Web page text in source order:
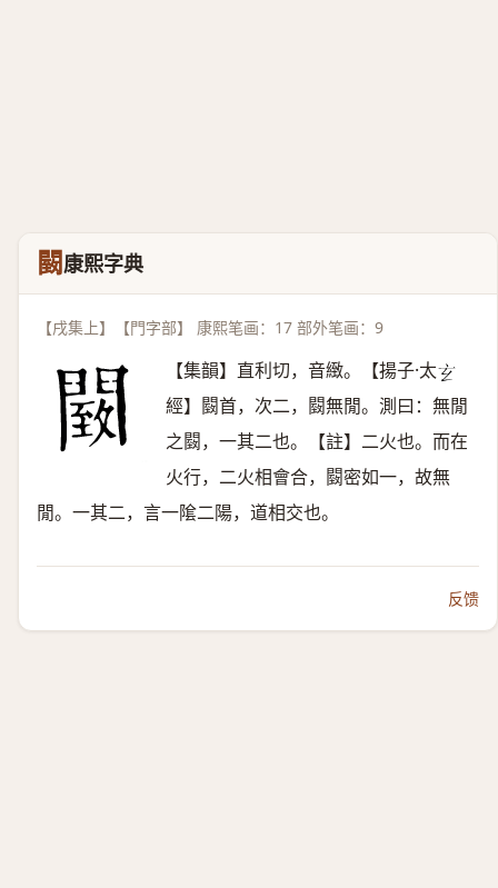
䦯 康熙字典
【戌集上】【門字部】 康熙笔画：17 部外笔画：9
【集韻】直利切，音緻。【揚子·太𤣥
經】䦯首，次二，䦯無閒。測曰：無閒
之䦯，一其二也。【註】二火也。而在
火行，二火相會合，䦯密如一，故無
閒。一其二，言一隂二陽，道相交也。
反馈